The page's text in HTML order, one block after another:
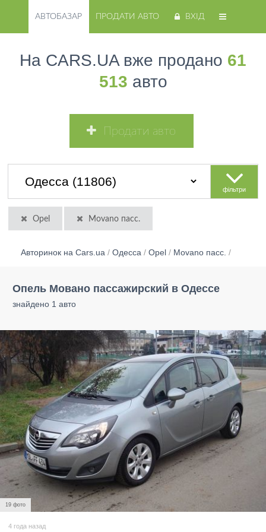
АВТОБАЗАР ПРОДАТИ АВТО ВХІД
На CARS.UA вже продано 61
513 авто
Продати авто
фільтри
Opel Movano пасс.
Авторинок на Cars.ua / Одесса / Opel / Movano пасс. /
Опель Мовано пассажирский в Одессе
знайдено 1 авто
19 фото
4 года назад